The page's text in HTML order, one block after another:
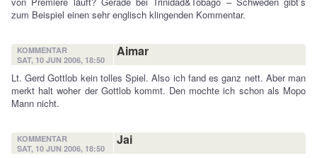
zum Beispiel einen sehr englisch klingenden Kommentar.
KOMMENTAR
SAT, 10 JUN 2006, 18:50
Aimar
Lt. Gerd Gottlob kein tolles Spiel. Also ich fand es ganz nett. Aber man
merkt halt woher der Gottlob kommt. Den mochte ich schon als Mopo
Mann nicht.
KOMMENTAR
SAT, 10 JUN 2006, 18:50
Jai